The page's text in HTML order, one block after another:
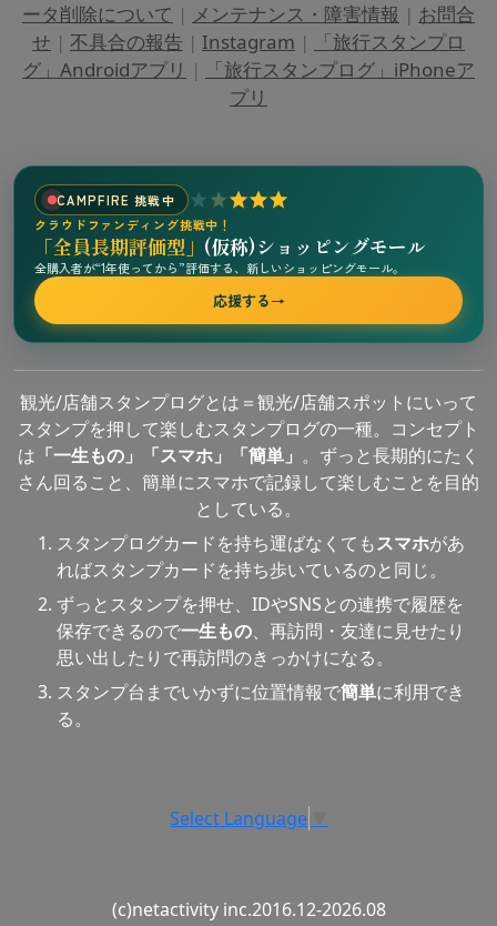
ータ削除について | メンテナンス・障害情報 | お問合
せ | 不具合の報告 | Instagram |
「旅行スタンプロ
グ」Androidアプリ |
「旅行スタンプログ」iPhoneア
プリ
CAMPFIRE 挑戦中
クラウドファンディング挑戦中！
「全員長期評価型」 (仮称)ショッピングモール
全購入者が“1年使ってから”評価する、新しいショッピングモール。
応援する→
観光/店舗スタンプログとは＝観光/店舗スポットにいって
スタンプを押して楽しむスタンプログの一種。コンセプト
は 「一生もの」「スマホ」「簡単」 。ずっと長期的にたく
さん回ること、簡単にスマホで記録して楽しむことを目的
としている。
スタンプログカードを持ち運ばなくてもスマホがあ
ればスタンプカードを持ち歩いているのと同じ。
ずっとスタンプを押せ、IDやSNSとの連携で履歴を
保存できるので一生もの、再訪問・友達に見せたり
思い出したりで再訪問のきっかけになる。
スタンプ台までいかずに位置情報で簡単に利用でき
る。
Select Language
(c)netactivity inc.2016.12-2026.08